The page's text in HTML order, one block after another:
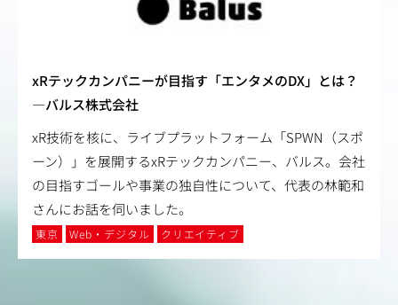
xRテックカンパニーが目指す「エンタメのDX」とは？
―バルス株式会社
xR技術を核に、ライブプラットフォーム「SPWN（スポ
ーン）」を展開するxRテックカンパニー、バルス。会社
の目指すゴールや事業の独自性について、代表の林範和
さんにお話を伺いました。
東京 Web・デジタル クリエイティブ